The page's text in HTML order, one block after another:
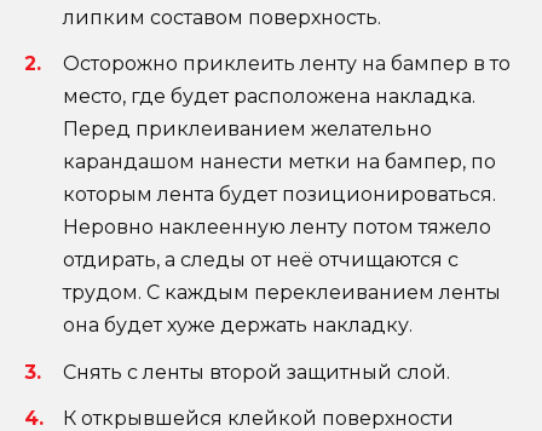
липким составом поверхность.
Осторожно приклеить ленту на бампер в то
место, где будет расположена накладка.
Перед приклеиванием желательно
карандашом нанести метки на бампер, по
которым лента будет позиционироваться.
Неровно наклеенную ленту потом тяжело
отдирать, а следы от неё отчищаются с
трудом. С каждым переклеиванием ленты
она будет хуже держать накладку.
Снять с ленты второй защитный слой.
К открывшейся клейкой поверхности